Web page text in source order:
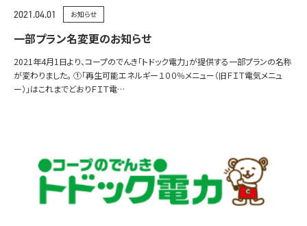
2021.04.01 お知らせ
一部プラン名変更のお知らせ
2021年4月1日より、コープのでんき「トドック電力」が提供する一部プランの名称
が変わりました。 ①「再生可能エネルギー１００％メニュー（旧ＦＩＴ電気メニュ
ー）」はこれまでどおりＦＩＴ電…